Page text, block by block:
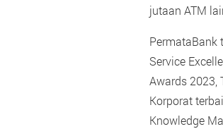
jutaan ATM
PermataBank
Service
Awards 2023,
Korporat
Knowledge